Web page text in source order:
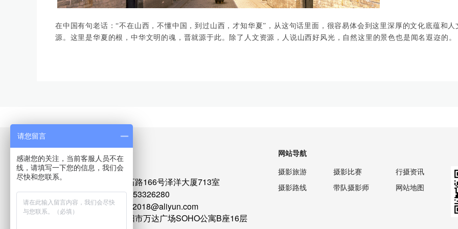
在中国有句老话：“不在山西，不懂中国，到过山西，才知华夏”，从这句话里面，很容易体会到这里深厚的文化底蕴和人
源。这里是华夏的根，中华文明的魂，晋就源于此。除了人文资源，人说山西好风光，自然这里的景色也是闻名遐迩的。
联系我们
北京总部
地址：北京市石景山区阜石路166号泽洋大厦713室
电话：010-52638656 010-53326280
E-mail:xinshidaisheyingjia2018@aliyun.com
安阳分部地址：河南省安阳市万达广场SOHO公寓B座16层
网站导航
摄影旅游
摄影路线
摄影比赛
带队摄影师
行摄资讯
网站地图
请您留言
感谢您的关注，当前客服人员不在
线，请填写一下您的信息，我们会
尽快和您联系。